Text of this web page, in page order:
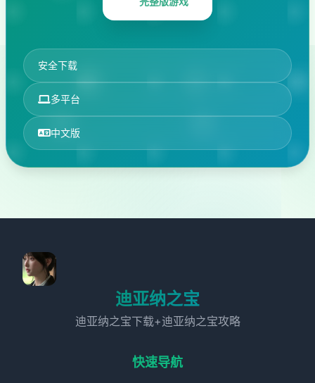
安全下载
多平台
中文版
迪亚纳之宝
迪亚纳之宝下载+迪亚纳之宝攻略
快速导航